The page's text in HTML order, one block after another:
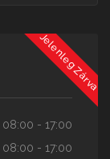
Jelenleg Zárva
08:00 - 17:00
08:00 - 17:00